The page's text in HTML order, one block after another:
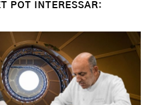
POT INTERESSAR: